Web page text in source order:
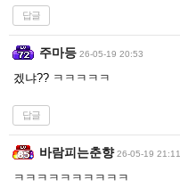
답글
주마등 26-05-19 20:53
겠냐?? ㅋㅋㅋㅋㅋ
답글
바람피는춘향 26-05-19 21:11
ㅋㅋㅋㅋㅋㅋㅋㅋㅋㅋ